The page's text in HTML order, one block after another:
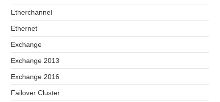
Etherchannel
Ethernet
Exchange
Exchange 2013
Exchange 2016
Failover Cluster